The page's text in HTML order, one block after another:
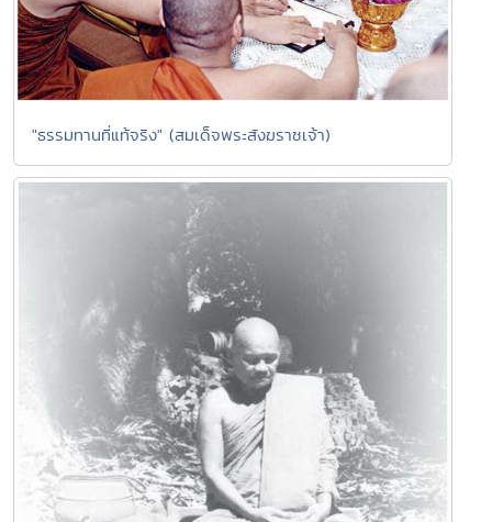
"ธรรมทานที่แท้จริง" (สมเด็จพระสังฆราชเจ้า)